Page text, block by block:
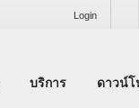
Login
บริการ ดาวน์โ